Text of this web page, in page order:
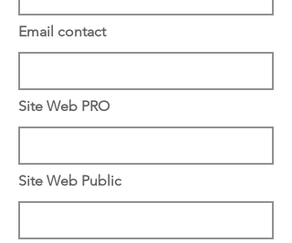
Email contact
Site Web PRO
Site Web Public